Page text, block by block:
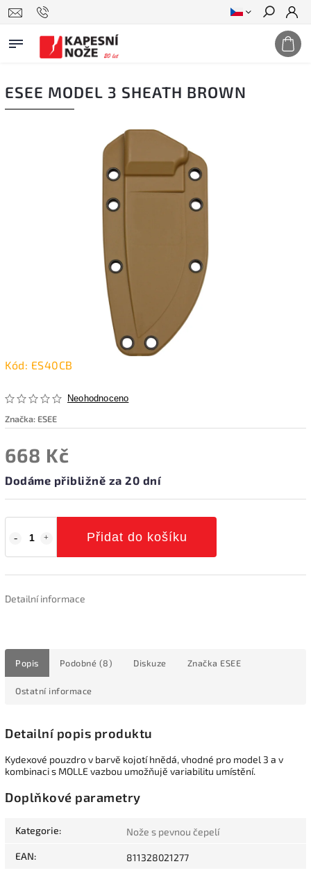
Hledat
ESEE MODEL 3 SHEATH BROWN
Kód: ES40CB
Neohodnoceno
Značka: ESEE
668 Kč
Dodáme přibližně za 20 dní
Přidat do košíku
Detailní informace
Popis Podobné (8) Diskuze Značka ESEE
Ostatní informace
Detailní popis produktu
Kydexové pouzdro v barvě kojotí hnědá, vhodné pro model 3 a v
kombinaci s MOLLE vazbou umožňujě variabilitu umístění.
Doplňkové parametry
Kategorie: Nože s pevnou čepelí
EAN: 811328021277